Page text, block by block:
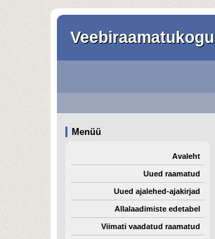
Veebiraamatukogu
Menüü
Avaleht
Uued raamatud
Uued ajalehed-ajakirjad
Allalaadimiste edetabel
Viimati vaadatud raamatud